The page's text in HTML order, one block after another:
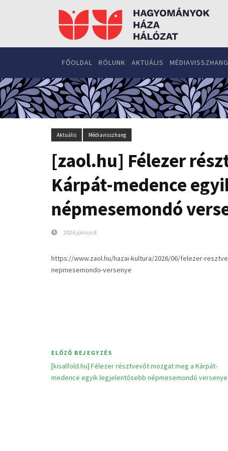
FŐOLDAL RÓLUNK AKTUÁLIS MÉDIAVISSZHANG
Aktuális Médiavisszhang
[zaol.hu] Félezer
Kárpát-medence
népmesemondó
2026 június 8.
https://www.zaol.hu/hazai-kultura/2026/06/felezer-
nepmesemondo-versenye
ELŐZŐ BEJEGYZÉS
[kisalfold.hu] Félezer résztvevőt mozgat meg a Kárpát-
medence egyik legjelentősebb népmesemondó versenye